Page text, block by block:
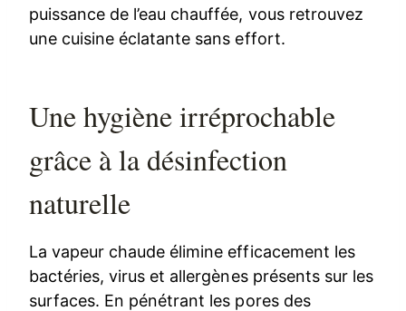
puissance de l’eau chauffée, vous retrouvez
une cuisine éclatante sans effort.
Une hygiène irréprochable
grâce à la désinfection
naturelle
La vapeur chaude élimine efficacement les
bactéries, virus et allergènes présents sur les
surfaces. En pénétrant les pores des